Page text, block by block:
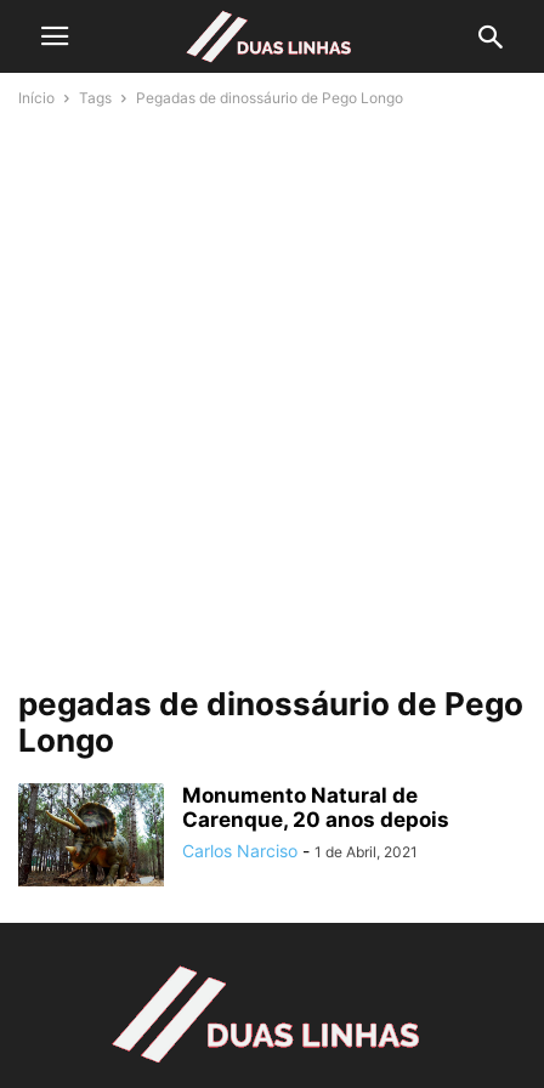
Início Tags Pegadas de dinossáurio de Pego Longo
pegadas de dinossáurio de Pego
Longo
Monumento Natural de
Carenque, 20 anos depois
Carlos Narciso - 1 de Abril, 2021